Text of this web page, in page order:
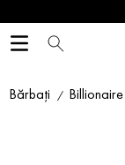
Bărbați Billionaire